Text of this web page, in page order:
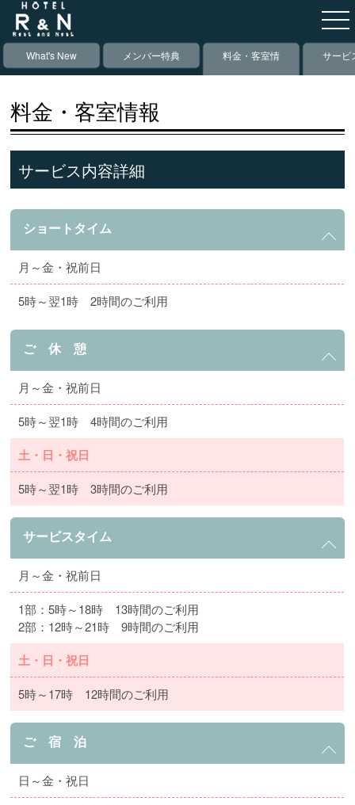
What's New メンバー特典
料金・客室情
報
サービ
備
料金・客室情報
サービス内容詳細
ショートタイム
月～金・祝前日
5時～翌1時 2時間のご利用
ご 休 憩
月～金・祝前日
5時～翌1時 4時間のご利用
土・日・祝日
5時～翌1時 3時間のご利用
サービスタイム
月～金・祝前日
1部：5時～18時 13時間のご利用
2部：12時～21時 9時間のご利用
土・日・祝日
5時～17時 12時間のご利用
ご 宿 泊
日～金・祝日